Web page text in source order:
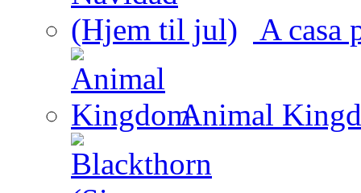
A casa
Animal